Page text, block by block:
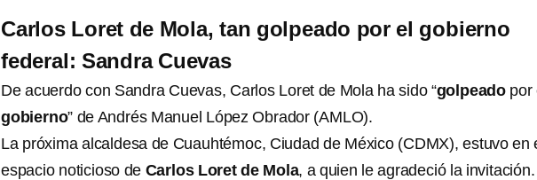
Carlos Loret de Mola, tan golpeado por el gobierno
federal: Sandra Cuevas
De acuerdo con Sandra Cuevas, Carlos Loret de Mola ha sido “golpeado por
gobierno” de Andrés Manuel López Obrador (AMLO).
La próxima alcaldesa de Cuauhtémoc, Ciudad de México (CDMX), estuvo en
espacio noticioso de Carlos Loret de Mola, a quien le agradeció la invitación.